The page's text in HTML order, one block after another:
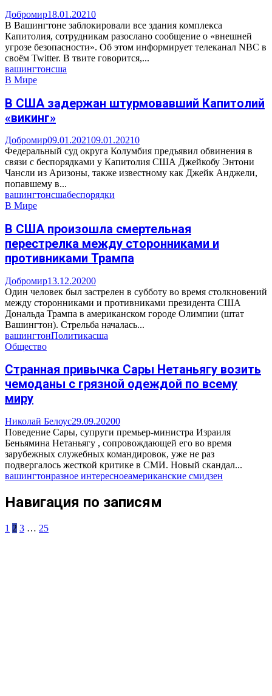
Добромир18.01.20210
В Вашингтоне заблокировали все здания комплекса
Капитолия, сотрудникам разослано сообщение о «внешней
угрозе безопасности». Об этом информирует телеканал NBC в
своём Twitter. В твите говорится,...
вашингтонсша
В Мире
В США задержан штурмовавший Капитолий
«викинг»
Добромир09.01.202109.01.20210
Федеральный суд округа Колумбия предъявил обвинения в
связи с беспорядками у Капитолия США Джейкобу Энтони
Чансли из Аризоны, также известному как Джейк Анджели,
попавшему в...
вашингтонсшабеспорядки
В Мире
В США произошла смертельная
перестрелка между сторонниками и
противниками Трампа
Добромир13.12.20200
Один человек был застрелен в субботу во время столкновений
между сторонниками и противниками президента США
Дональда Трампа в американском городе Олимпии (штат
Вашингтон). Стрельба началась...
вашингтонПолитикасша
Общество
Странная привычка Сары Нетаньягу возить
чемоданы с грязной одеждой по всему
миру
Николай Белоус29.09.20200
Поведение Сары, супруги премьер-министра Израиля
Беньямина Нетаньягу , сопровождающей его во время
зарубежных служебных командировок, уже не раз
подвергалось жесткой критике в СМИ. Новый скандал...
вашингтонразное интересноеамериканские смидзен
Навигация по записям
1 2 3 … 25